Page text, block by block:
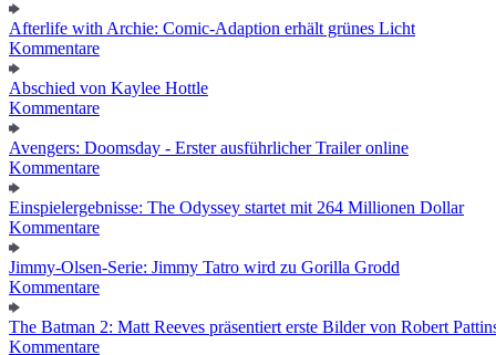
Afterlife with Archie: Comic-Adaption erhält grünes Licht
Kommentare
Abschied von Kaylee Hottle
Kommentare
Avengers: Doomsday - Erster ausführlicher Trailer online
Kommentare
Einspielergebnisse: The Odyssey startet mit 264 Millionen Dollar
Kommentare
Jimmy-Olsen-Serie: Jimmy Tatro wird zu Gorilla Grodd
Kommentare
The Batman 2: Matt Reeves präsentiert erste Bilder von Robert
Kommentare